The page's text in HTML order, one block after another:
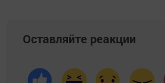
Оставляйте реакции